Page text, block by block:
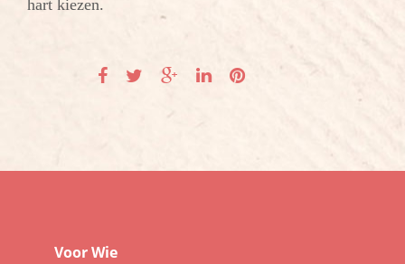
hart kiezen.
Voor Wie